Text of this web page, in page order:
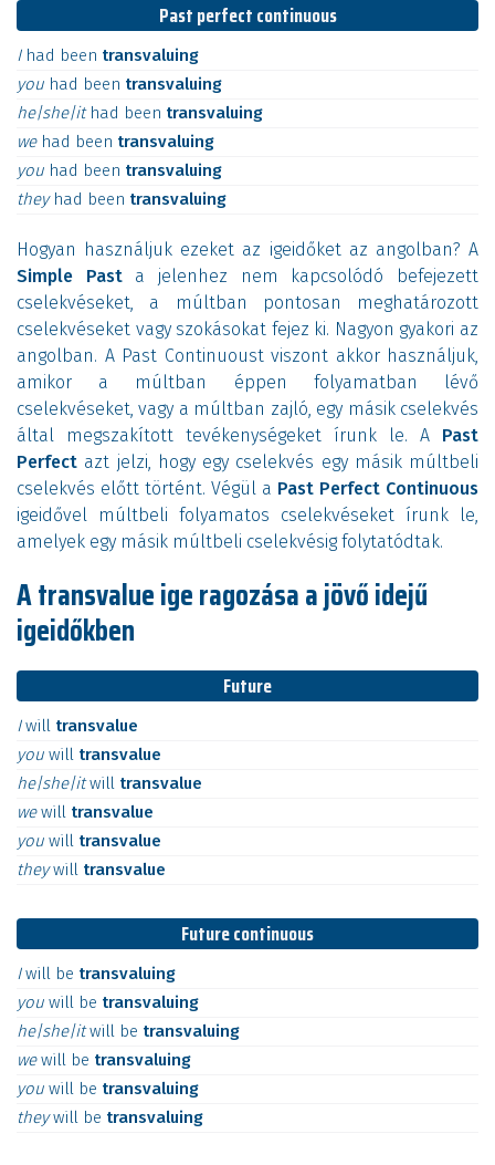
Past perfect continuous
I had been transvaluing
you had been transvaluing
he|she|it had been transvaluing
we had been transvaluing
you had been transvaluing
they had been transvaluing
Hogyan használjuk ezeket az igeidőket az angolban? A
Simple Pasta jelenhez nem kapcsolódó befejezett
cselekvéseket, a múltban pontosan meghatározott
cselekvéseket vagy szokásokat fejez ki. Nagyon gyakori az
angolban. A Past Continuoust viszont akkor használjuk,
amikor a múltban éppen folyamatban lévő
cselekvéseket, vagy a múltban zajló, egy másik cselekvés
által megszakított tevékenységeket írunk le. A Past
Perfect azt jelzi, hogy egy cselekvés egy másik múltbeli
cselekvés előtt történt. Végül a Past Perfect Continuous
igeidővel múltbeli folyamatos cselekvéseket írunk le,
amelyek egy másik múltbeli cselekvésig folytatódtak.
A transvalue ige ragozása a jövő idejű
igeidőkben
Future
Iwill transvalue
you will transvalue
he|she|itwill transvalue
wewill transvalue
you will transvalue
theywill transvalue
Future continuous
Iwill be transvaluing
you will be transvaluing
he|she|itwill be transvaluing
wewill be transvaluing
you will be transvaluing
theywill be transvaluing